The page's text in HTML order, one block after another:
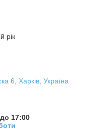
рік
6, Харків, Україна
17:00